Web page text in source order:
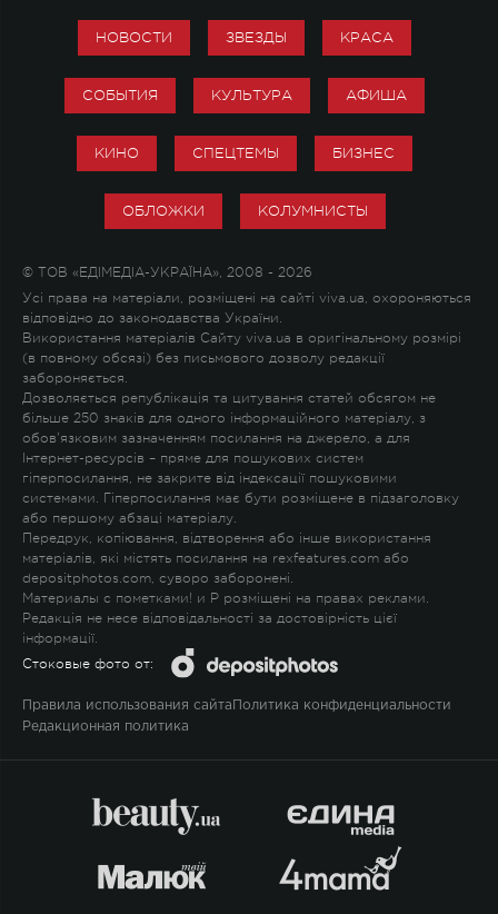
НОВОСТИ ЗВЕЗДЫ КРАСА
СОБЫТИЯ КУЛЬТУРА АФИША
КИНО СПЕЦТЕМЫ БИЗНЕС
ОБЛОЖКИ КОЛУМНИСТЫ
© ТОВ «ЕДІМЕДІА-УКРАЇНА», 2008 - 2026
Усі права на матеріали, розміщені на сайті viva.ua, охороняються
відповідно до законодавства України.
Використання матеріалів Сайту viva.ua в оригінальному розмірі
(в повному обсязі) без письмового дозволу редакції
забороняється.
Дозволяється републікація та цитування статей обсягом не
більше 250 знаків для одного інформаційного матеріалу, з
обов'язковим зазначенням посилання на джерело, а для
Інтернет-ресурсів – пряме для пошукових систем
гіперпосилання, не закрите від індексації пошуковими
системами. Гіперпосилання має бути розміщене в підзаголовку
або першому абзаці матеріалу.
Передрук, копіювання, відтворення або інше використання
матеріалів, які містять посилання на rexfeatures.com або
depositphotos.com, суворо заборонені.
Материалы с пометками! и P розміщені на правах реклами.
Редакція не несе відповідальності за достовірність цієї
інформації.
Стоковые фото от:
Правила использования сайта Политика конфиденциальности
Редакционная политика